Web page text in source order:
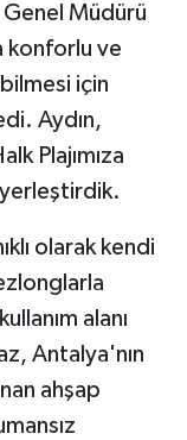
Müdürü
konforlu ve
için
Aydın,
Plajımıza
olarak kendi
alanı
Antalya'nın
ahşap